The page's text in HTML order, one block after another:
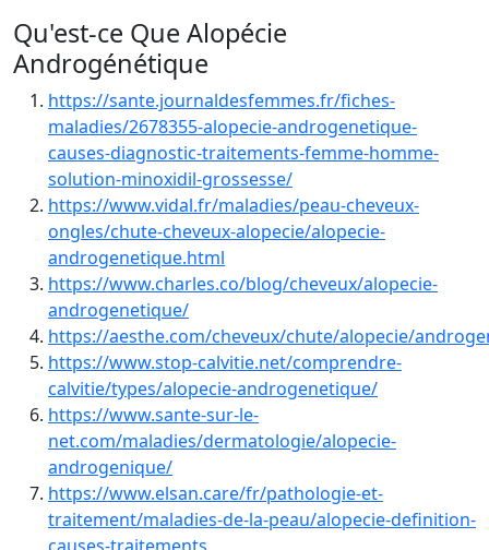
Qu'est-ce Que Alopécie
Androgénétique
https://sante.journaldesfemmes.fr/fiches-
maladies/2678355-alopecie-androgenetique-
causes-diagnostic-traitements-femme-homme-
solution-minoxidil-grossesse/
https://www.vidal.fr/maladies/peau-cheveux-
ongles/chute-cheveux-alopecie/alopecie-
androgenetique.html
https://www.charles.co/blog/cheveux/alopecie-
androgenetique/
https://aesthe.com/cheveux/chute/alopecie/
https://www.stop-calvitie.net/comprendre-
calvitie/types/alopecie-androgenetique/
https://www.sante-sur-le-
net.com/maladies/dermatologie/alopecie-
androgenique/
https://www.elsan.care/fr/pathologie-et-
traitement/maladies-de-la-peau/alopecie-definition-